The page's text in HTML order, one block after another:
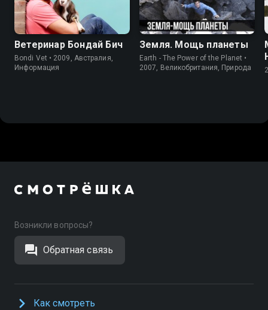
Ветеринар Бондай Бич
Bondi Vet • 2009, Австралия,
Информация
Земля. Мощь планеты
Earth - The Power of the Planet •
2007, Великобритания, Природа
Возникли вопросы?
Обратная связь
Как смотреть